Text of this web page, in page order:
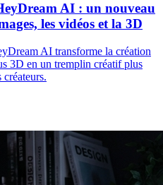
AI : un nouveau
les vidéos et la 3D
AI transforme la création
3D en un tremplin créatif plus